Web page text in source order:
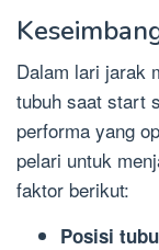
Dalam lari jarak
tubuh saat start
performa yang
pelari untuk
faktor berikut:
Posisi